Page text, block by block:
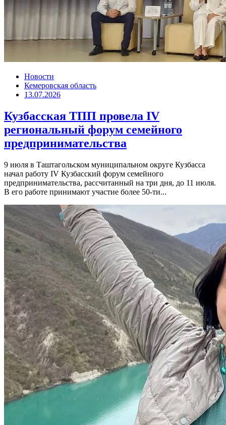
Новости
Кемеровская область
13.07.2026
Кузбасская ТПП провела IV
региональный форум семейного
предпринимательства
9 июля в Таштагольском муниципальном округе Кузбасса
начал работу IV Кузбасский форум семейного
предпринимательства, рассчитанный на три дня, до 11 июля.
В его работе принимают участие более 50-ти...